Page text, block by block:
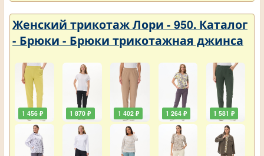
Женский трикотаж Лори - 950. Каталог
- Брюки - Брюки трикотажная джинса
1 456 ₽ 1 870 ₽ 1 402 ₽ 1 264 ₽ 1 581 ₽